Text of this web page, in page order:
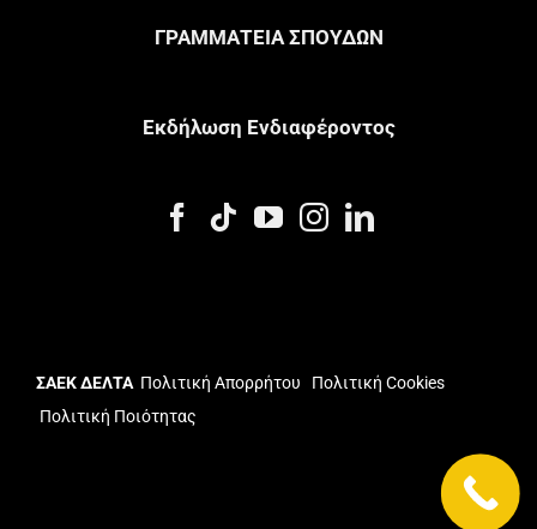
ΓΡΑΜΜΑΤΕΙΑ ΣΠΟΥΔΩΝ
Eκδήλωση Eνδιαφέροντος
ΣΑΕΚ ΔΕΛΤΑ Πολιτική Απορρήτου
Πολιτική Cookies
Πολιτική Ποιότητας